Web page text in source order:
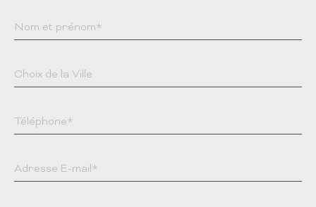
Nom et prénom*
Choix de la Ville
Téléphone*
Adresse E-mail*